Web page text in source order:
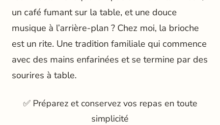
un café fumant sur la table, et une douce
musique à l’arrière-plan ? Chez moi, la brioche
est un rite. Une tradition familiale qui commence
avec des mains enfarinées et se termine par des
sourires à table.
✅ Préparez et conservez vos repas en toute
simplicité